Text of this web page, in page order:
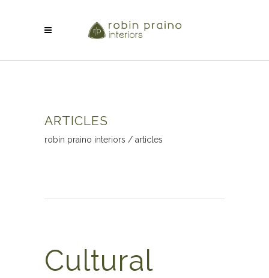
ARTICLES
robin praino interiors / articles
Cultural